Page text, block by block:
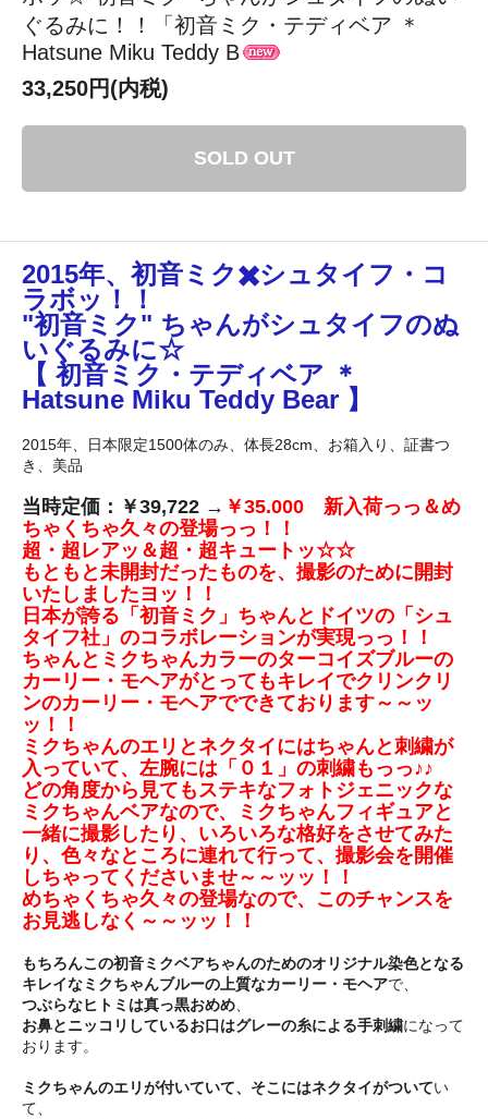
ぐるみに！！「初音ミク・テディベア ＊
Hatsune Miku Teddy B
33,250円(内税)
SOLD OUT
2015年、初音ミク✖️シュタイフ・コ
ラボッ！！
"初音ミク" ちゃんがシュタイフのぬ
いぐるみに☆
【 初音ミク・テディベア ＊
Hatsune Miku Teddy Bear 】
2015年、日本限定1500体のみ、体長28cm、お箱入り、証書つ
き、美品
当時定価：￥39,722 → ￥35.000 新入荷っっ＆め
ちゃくちゃ久々の登場っっ！！
超・超レアッ＆超・超キュートッ☆☆
もともと未開封だったものを、撮影のために開封
いたしましたヨッ！！
日本が誇る「初音ミク」ちゃんとドイツの「シュ
タイフ社」のコラボレーションが実現っっ！！
ちゃんとミクちゃんカラーのターコイズブルーの
カーリー・モヘアがとってもキレイでクリンクリ
ンのカーリー・モヘアでできております～～ッ
ッ！！
ミクちゃんのエリとネクタイにはちゃんと刺繍が
入っていて、左腕には「０１」の刺繍もっっ♪♪
どの角度から見てもステキなフォトジェニックな
ミクちゃんベアなので、ミクちゃんフィギュアと
一緒に撮影したり、いろいろな格好をさせてみた
り、色々なところに連れて行って、撮影会を開催
しちゃってくださいませ～～ッッ！！
めちゃくちゃ久々の登場なので、このチャンスを
お見逃しなく～～ッッ！！
もちろんこの初音ミクベアちゃんのためのオリジナル染色となる
キレイなミクちゃんブルーの上質なカーリー・モヘアで、
つぶらなヒトミは真っ黒おめめ、
お鼻とニッコリしているお口はグレーの糸による手刺繍になって
おります。
ミクちゃんのエリが付いていて、そこにはネクタイがついてい
て、